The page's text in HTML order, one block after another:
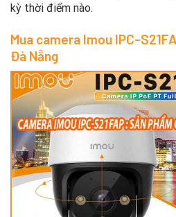
kỳ thời điểm nào.
Mua camera Imou IPC-
Đà Nẵng